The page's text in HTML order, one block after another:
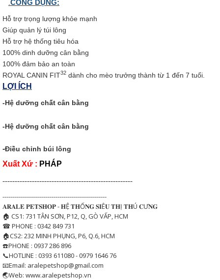
CÔNG DỤNG:
Hỗ trợ trọng lượng khỏe mạnh
Giúp quản lý túi lông
Hỗ trợ hệ thống tiêu hóa
100% dinh dưỡng cân bằng
100% đảm bảo an toàn
ROYAL CANIN FIT32 dành cho mèo trưởng thành từ 1 đến 7 tuổi.
LỢI ÍCH
-Hệ dưỡng chất cân bằng
-Hệ dưỡng chất cân bằng
-Điều chỉnh búi lông
Xuất Xứ : PHÁP
-----------------------------------------------------
-----------------------------------------------------
𝐀𝐑𝐀𝐋𝐄 𝐏𝐄𝐓𝐒𝐇𝐎𝐏 - 𝐇Ệ 𝐓𝐇Ố𝐍𝐆 𝐒𝐈Ê𝐔 𝐓𝐇Ị 𝐓𝐇Ú 𝐂Ư𝐍𝐆
🏠 CS1: 731 TÂN SƠN, P12, Q, GÒ VẤP, HCM
☎ PHONE : 0342 849 731
🏠CS2: 232 MINH PHỤNG, P6, Q.6, HCM
☎️PHONE : 0937 286 896
📞HOTLINE : 0393 611080 - 0979 1646 76
📧Email: aralepetshop@gmail.com
🌏Web: www.aralepetshop.vn